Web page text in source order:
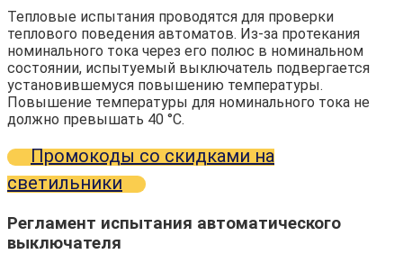
Тепловые испытания проводятся для проверки
теплового поведения автоматов. Из-за протекания
номинального тока через его полюс в номинальном
состоянии, испытуемый выключатель подвергается
установившемуся повышению температуры.
Повышение температуры для номинального тока не
должно превышать 40 °C.
Промокоды со скидками на
светильники
Регламент испытания автоматического
выключателя